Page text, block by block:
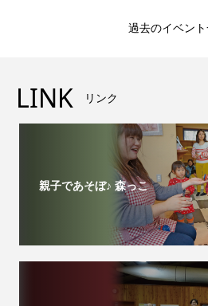
過去のイベン
LINK リンク
親子であそぼ♪ 森っこ